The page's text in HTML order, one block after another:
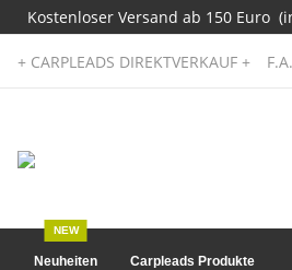
Kostenloser Versand ab 150 Euro
+ CARPLEADS DIREKTVERKAUF +
Neuheiten
NEW
Carpleads Produkte